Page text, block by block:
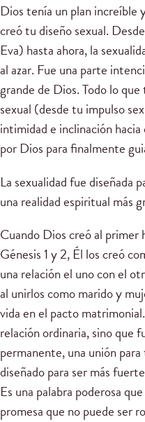
Dios tenía un plan increíble
creó tu diseño sexual.
Eva) hasta ahora, la
al azar. Fue una parte
grande de Dios. Todo lo
sexual (desde tu impulso
intimidad e inclinación
por Dios para finalmente
La sexualidad fue diseñada
una realidad espiritual más
Cuando Dios creó al
Génesis 1 y 2, Él los creó
una relación el uno con el
al unirlos como marido y
vida en el pacto
relación ordinaria, sino que
permanente, una unión
diseñado para ser más
Es una palabra poderosa
promesa que no puede ser